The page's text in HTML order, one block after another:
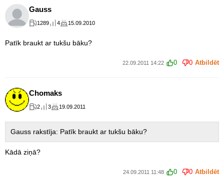
Gauss
1289 4 15.09.2010
Patīk braukt ar tukšu bāku?
22.09.2011 14:22 0 0 Atbildēt
Chomaks
2 3 19.09.2011
Gauss rakstīja: Patīk braukt ar tukšu bāku?
Kādā ziņā?
24.09.2011 11:48 0 0 Atbildēt